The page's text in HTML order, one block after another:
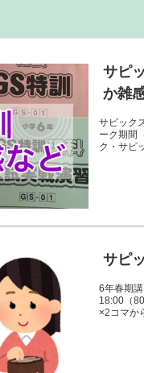
サピ
か雑
サピック
ーク期間
ク・サピ
サピ
6年春期
18:00（
×2コマか